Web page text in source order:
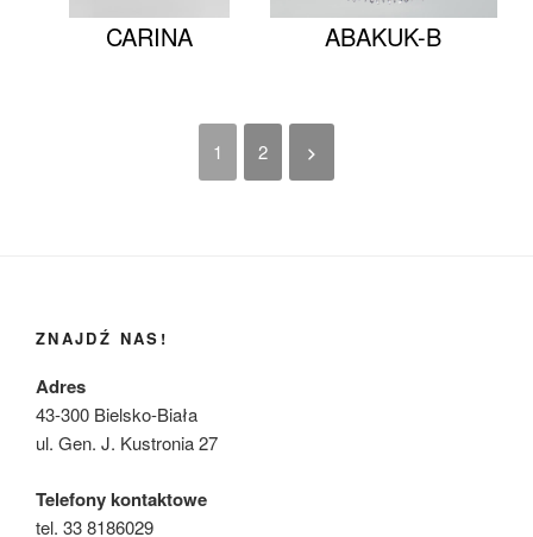
CARINA ABAKUK-B
1 2
ZNAJDŹ NAS!
Adres
43-300 Bielsko-Biała
ul. Gen. J. Kustronia 27
Telefony kontaktowe
tel. 33 8186029